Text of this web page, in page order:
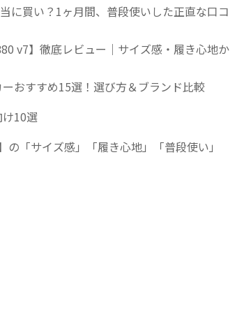
に買い？1ヶ月間、普段使いした正直な口コ
v7】徹底レビュー｜サイズ感・履き心地か
おすすめ15選！選び方＆ブランド比較
10選
「サイズ感」「履き心地」「普段使い」